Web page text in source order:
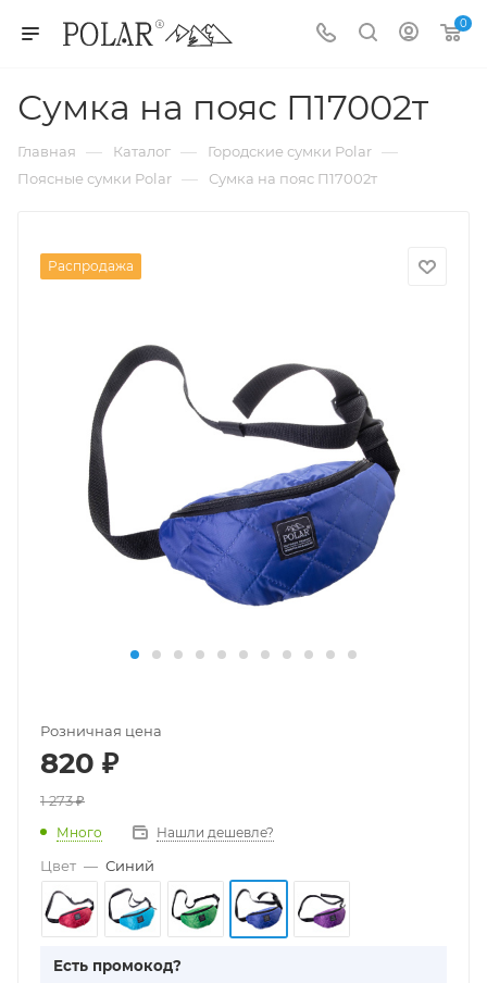
0
Сумка на пояс П17002т
Главная — Каталог — Городские сумки Polar —
Поясные сумки Polar — Сумка на пояс П17002т
Распродажа
Розничная цена
820 ₽
1 273₽
Много Нашли дешевле?
Цвет — Синий
Есть промокод?